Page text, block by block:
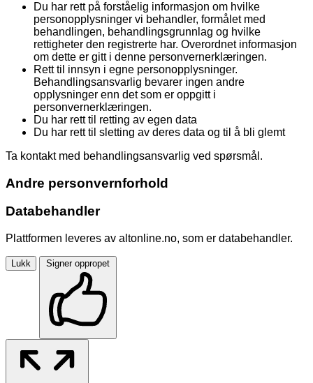
Du har rett på forståelig informasjon om hvilke
personopplysninger vi behandler, formålet med
behandlingen, behandlingsgrunnlag og hvilke
rettigheter den registrerte har. Overordnet informasjon
om dette er gitt i denne personvernerklæringen.
Rett til innsyn i egne personopplysninger.
Behandlingsansvarlig bevarer ingen andre
opplysninger enn det som er oppgitt i
personvernerklæringen.
Du har rett til retting av egen data
Du har rett til sletting av deres data og til å bli glemt
Ta kontakt med behandlingsansvarlig ved spørsmål.
Andre personvernforhold
Databehandler
Plattformen leveres av altonline.no, som er databehandler.
Lukk Signer oppropet